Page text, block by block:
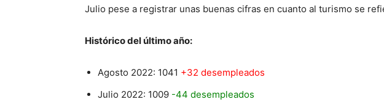
Julio pese a registrar unas buenas cifras en cuanto al turismo se
Histórico del último año:
Agosto 2022: 1041 +32 desempleados
Julio 2022: 1009 -44 desempleados